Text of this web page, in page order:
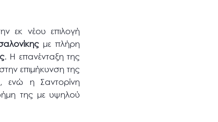
εκ νέου επιλογή
με πλήρη
. Η επανένταξη της
επιμήκυνση της
ενώ η Σαντορίνη
της με υψηλού